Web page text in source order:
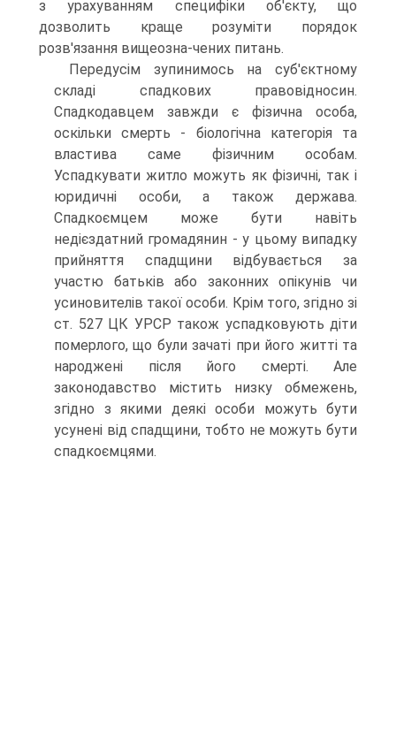
з урахуванням специфіки об'єкту, що
дозволить краще розуміти порядок
розв'язання вищеозна-чених питань.
Передусім зупинимось на суб'єктному
складі спадкових правовідносин.
Спадкодавцем завжди є фізична особа,
оскільки смерть - біологічна категорія та
властива саме фізичним особам.
Успадкувати житло можуть як фізичні, так і
юридичні особи, а також держава.
Спадкоємцем може бути навіть
недієздатний громадянин - у цьому випадку
прийняття спадщини відбувається за
участю батьків або законних опікунів чи
усиновителів такої особи. Крім того, згідно зі
ст. 527 ЦК УРСР також успадковують діти
померлого, що були зачаті при його житті та
народжені після його смерті. Але
законодавство містить низку обмежень,
згідно з якими деякі особи можуть бути
усунені від спадщини, тобто не можуть бути
спадкоємцями.